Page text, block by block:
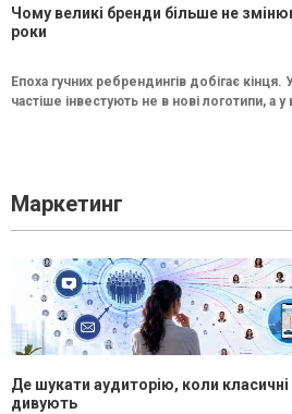
Чому великі бренди більше не
роки
Епоха гучних ребрендингів добігає
частіше інвестують не в нові логотипи, а
Маркетинг
Де шукати аудиторію, коли
дивують